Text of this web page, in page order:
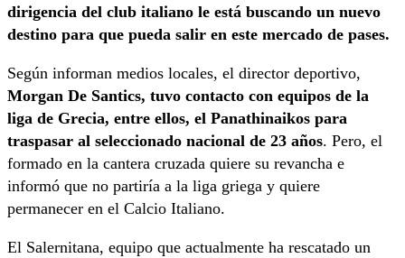
dirigencia del club italiano le está buscando un nuevo
destino para que pueda salir en este mercado de pases.
Según informan medios locales, el director deportivo,
Morgan De Santics, tuvo contacto con equipos de la
liga de Grecia, entre ellos, el Panathinaikos para
traspasar al seleccionado nacional de 23 años. Pero, el
formado en la cantera cruzada quiere su revancha e
informó que no partiría a la liga griega y quiere
permanecer en el Calcio Italiano.
El Salernitana, equipo que actualmente ha rescatado un